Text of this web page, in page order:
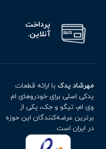
پرداخت
آنلاین.
مهرشاد یدک با ارائه قطعات
یدکی اصلی برای خودروهای ام
وی ام، تیگو و جک، یکی از
برترین عرضه‌کنندگان این حوزه
در ایران است.